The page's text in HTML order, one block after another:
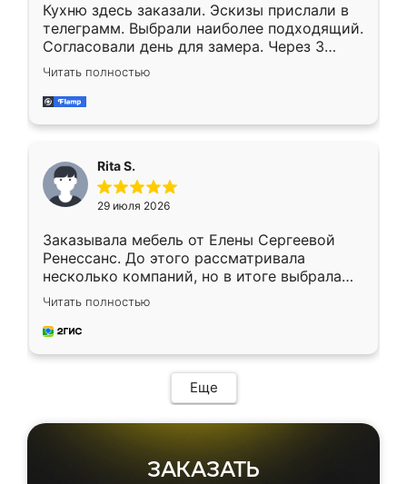
Кухню здесь заказали. Эскизы прислали в
телеграмм. Выбрали наиболее подходящий.
Согласовали день для замера. Через 3
недели кухня была уже готова. Остались
довольны работой. Спасибо Ренессанс
мебель за качественную работу!
Читать полностью
Rita S.
29 июля 2026
Заказывала мебель от Елены Сергеевой
Ренессанс. До этого рассматривала
несколько компаний, но в итоге выбрала
эту. Сначала обговорили условия, потом
приехал замерщик, всё спокойно объяснил
и снял размеры. Изготовили в срок, с
мебель сразу встала на свое место без
каких-либо доработок. Качеством осталась
довольна, все выглядит так, как и ожидала.
Читать полностью
Еще
ЗАКАЗАТЬ